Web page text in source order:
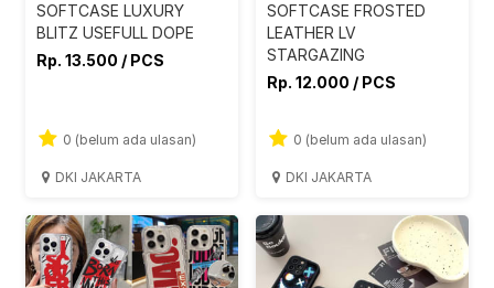
SOFTCASE LUXURY
BLITZ USEFULL DOPE
Rp. 13.500 / PCS
0 (belum ada ulasan)
DKI JAKARTA
SOFTCASE FROSTED
LEATHER LV
STARGAZING
Rp. 12.000 / PCS
0 (belum ada ulasan)
DKI JAKARTA